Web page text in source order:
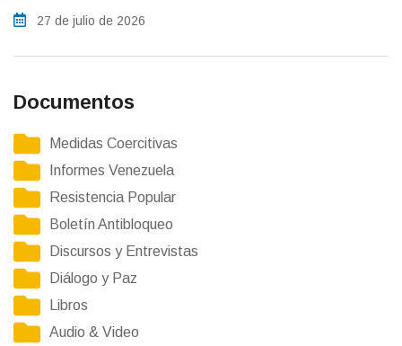
27 de julio de 2026
Documentos
Medidas Coercitivas
Informes Venezuela
Resistencia Popular
Boletín Antibloqueo
Discursos y Entrevistas
Diálogo y Paz
Libros
Audio & Video